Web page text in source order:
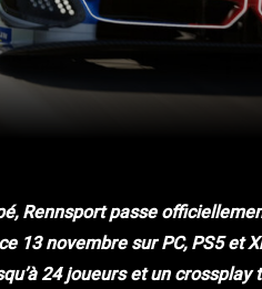
Rennsport passe
13 novembre sur PC, PS5 et
24 joueurs et un